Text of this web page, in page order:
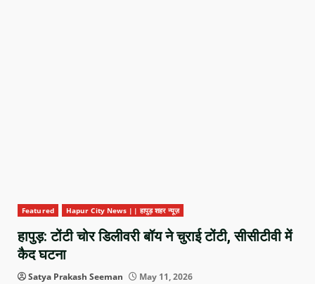
Featured Hapur City News || हापुड़ शहर न्यूज़
हापुड़: टोंटी चोर डिलीवरी बॉय ने चुराई टोंटी, सीसीटीवी में
कैद घटना
Satya Prakash Seeman May 11, 2026